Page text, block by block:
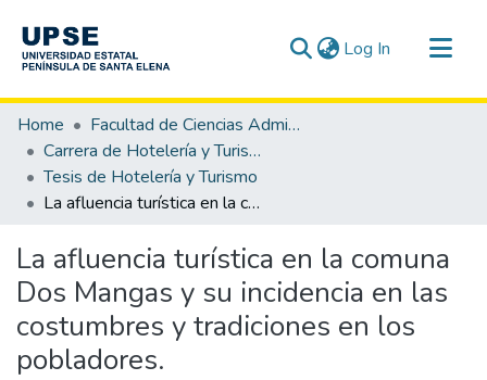
Log In (current)
Communities & Collections
All of DSpace
Statistics
Home
Facultad de Ciencias Administrativas
Carrera de Hotelería y Turismo
Tesis de Hotelería y Turismo
La afluencia turística en la comuna Dos Mangas y su incidencia en las costumbres y tradiciones en los pobladores.
La afluencia turística en la comuna
Dos Mangas y su incidencia en las
costumbres y tradiciones en los
pobladores.